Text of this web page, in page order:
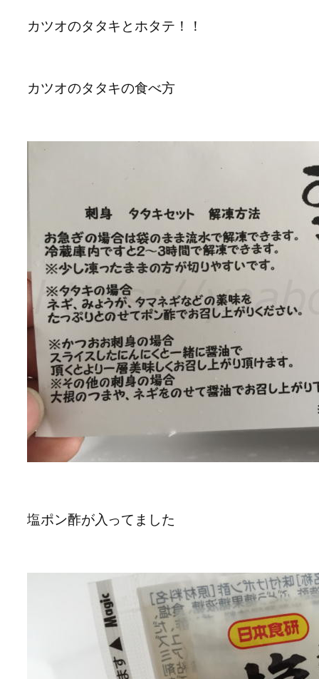
カツオのタタキとホタテ！！
カツオのタタキの食べ方
塩ポン酢が入ってました